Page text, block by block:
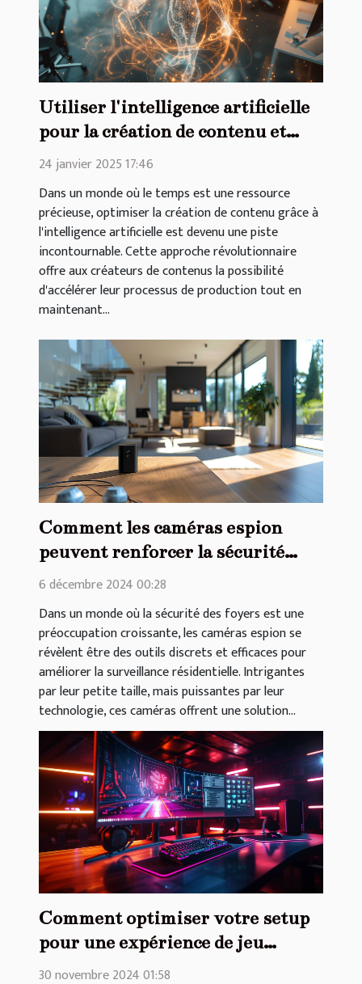
Utiliser l'intelligence artificielle
pour la création de contenu et
gagner du temps
24 janvier 2025 17:46
Dans un monde où le temps est une ressource
précieuse, optimiser la création de contenu grâce à
l'intelligence artificielle est devenu une piste
incontournable. Cette approche révolutionnaire
offre aux créateurs de contenus la possibilité
d'accélérer leur processus de production tout en
maintenant...
Comment les caméras espion
peuvent renforcer la sécurité
domestique
6 décembre 2024 00:28
Dans un monde où la sécurité des foyers est une
préoccupation croissante, les caméras espion se
révèlent être des outils discrets et efficaces pour
améliorer la surveillance résidentielle. Intrigantes
par leur petite taille, mais puissantes par leur
technologie, ces caméras offrent une solution...
Comment optimiser votre setup
pour une expérience de jeu
immersive
30 novembre 2024 01:58